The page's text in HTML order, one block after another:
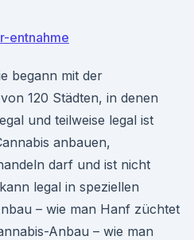
entnahme
begann mit der
120 Städten, in denen
und teilweise legal ist
anbauen,
darf und ist nicht
legal in speziellen
– wie man Hanf züchtet
Anbau – wie man